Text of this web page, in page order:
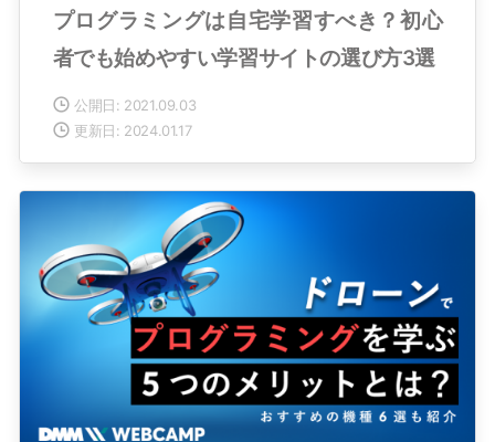
プログラミングは自宅学習すべき？初心
者でも始めやすい学習サイトの選び方3選
公開日: 2021.09.03
更新日: 2024.01.17